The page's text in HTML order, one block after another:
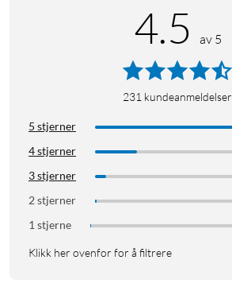
4.5 av 5
231 kundeanmeldelser
5 stjerner
4 stjerner
3 stjerner
2 stjerner
1 stjerne
Klikk her ovenfor for å filtrere